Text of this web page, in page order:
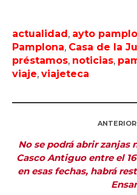
actualidad , ayto
Pamplona, Casa de la
préstamos, noticias,
viaje, viajeteca
No se podrá abrir zanjas
Casco Antiguo entre el
en esas fechas, habrá